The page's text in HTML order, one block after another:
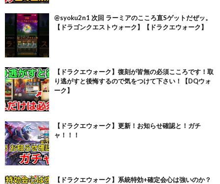
@syoku2n1 次回 ラーミアのこころ直Sゲットだぜッ。
【ドラゴンクエストウォーク】【ドラクエウォーク】
【ドラクエウォーク】復刻が皆無の必須こころです！取
り逃がすと後悔するので気をつけて下さい！【DQウォ
ーク】
【ドラクエウォーク】更新！お知らせ確認と！ガチ
ャ！！！
【ドラクエウォーク】系統特効+確定会心は強いのか？